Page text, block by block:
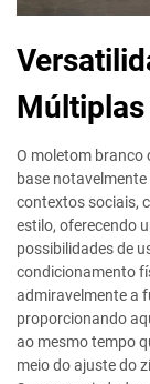
Múltiplas
O moletom branco
base
contextos sociais,
estilo, oferecendo
possibilidades de
condicionamento
admiravelmente a
proporcionando
ao mesmo tempo
meio do ajuste do